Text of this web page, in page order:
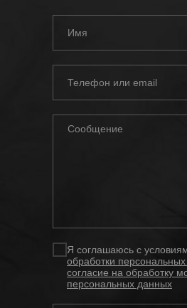
Я соглашаюсь с
обработки
согласие на обработку
персональных данных